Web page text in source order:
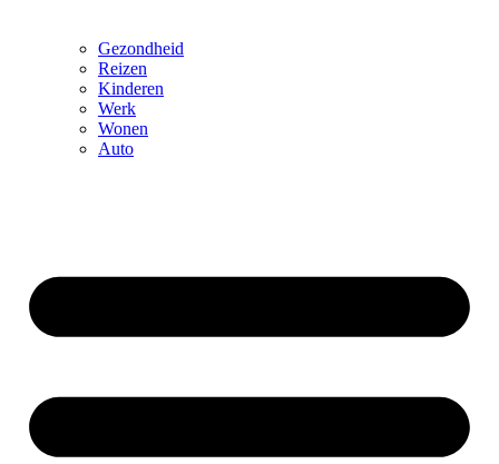
Gezondheid
Reizen
Kinderen
Werk
Wonen
Auto